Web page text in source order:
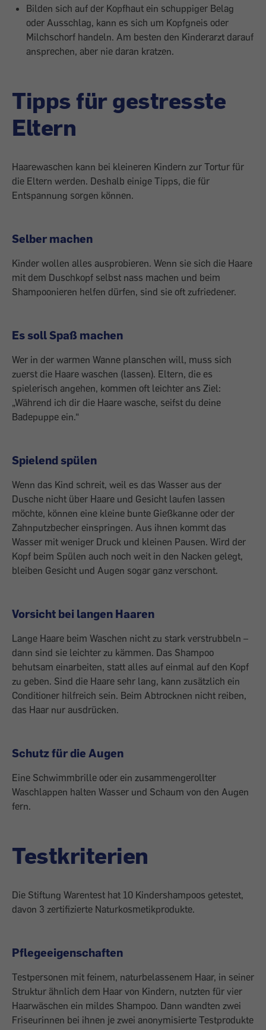
Bilden sich auf der Kopfhaut ein schuppiger Belag
oder Ausschlag, kann es sich um Kopfgneis oder
Milchschorf handeln. Am besten den Kinderarzt darauf
an­­sprechen, aber nie daran kratzen.
Tipps für gestresste
Eltern
Haarewaschen kann bei kleineren Kindern zur Tortur für
die Eltern werden. Deshalb einige Tipps, die für
Entspannung sorgen können.
Selber machen
Kinder wollen alles ausprobieren. Wenn sie sich die Haare
mit dem Duschkopf selbst nass machen und beim
Shampoonieren helfen dürfen, sind sie oft zufriedener.
Es soll Spaß machen
Wer in der warmen Wanne planschen will, muss sich
zuerst die Haare waschen (lassen). Eltern, die es
spielerisch angehen, kommen oft leichter ans Ziel:
„Während ich dir die Haare wasche, seifst du deine
Badepuppe ein.“
Spielend spülen
Wenn das Kind schreit, weil es das Wasser aus der
Dusche nicht über Haare und Gesicht laufen lassen
möchte, können eine kleine bunte Gießkanne oder der
Zahnputzbecher einspringen. Aus ihnen kommt das
Wasser mit weniger Druck und kleinen Pausen. Wird der
Kopf beim Spülen auch noch weit in den Nacken gelegt,
bleiben Gesicht und Augen sogar ganz verschont.
Vorsicht bei langen Haaren
Lange Haare beim Waschen nicht zu stark verstrubbeln –
dann sind sie leichter zu ­kämmen. Das Shampoo
behutsam ein­arbeiten, statt alles auf einmal auf den Kopf
zu geben. Sind die Haare sehr lang, kann zusätzlich ein
Conditioner hilfreich sein. Beim Abtrocknen nicht reiben,
das Haar nur ausdrücken.
Schutz für die Augen
Eine Schwimmbrille oder ein zusammengerollter
Waschlappen halten Wasser und Schaum von den Augen
fern.
Testkriterien
Die Stiftung Warentest hat 10 Kindershampoos getestet,
davon 3 zertifizierte Naturkosmetikprodukte.
Pflegeeigenschaften
Testpersonen mit feinem, naturbelassenem Haar, in seiner
Struktur ähnlich dem Haar von Kindern, nutzten für vier
Haarwäschen ein mildes Shampoo. Dann wandten zwei
Friseurinnen bei ihnen je zwei anonymisierte Testprodukte